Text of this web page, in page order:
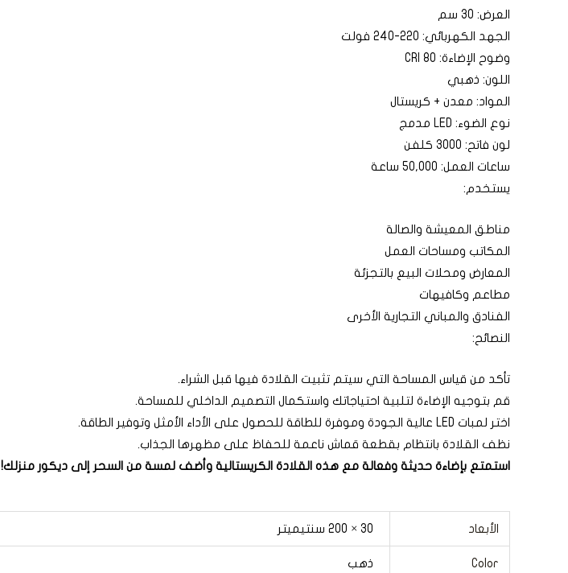
العرض: 30 سم
الجهد الكهربائي: 220-240 فولت
وضوح الإضاءة: 80 CRI
اللون: ذهبي
المواد: معدن + كريستال
نوع الضوء: LED مدمج
لون فاتح: 3000 كلفن
ساعات العمل: 50,000 ساعة
يستخدم:
مناطق المعيشة والصالة
المكاتب ومساحات العمل
المعارض ومحلات البيع بالتجزئة
مطاعم وكافيهات
الفنادق والمباني التجارية الأخرى
النصائح:
تأكد من قياس المساحة التي سيتم تثبيت القلادة فيها قبل الشراء.
قم بتوجيه الإضاءة لتلبية احتياجاتك واستكمال التصميم الداخلي للمساحة.
اختر لمبات LED عالية الجودة وموفرة للطاقة للحصول على الأداء الأمثل وتوفير الطاقة.
نظف القلادة بانتظام بقطعة قماش ناعمة للحفاظ على مظهرها الجذاب.
استمتع بإضاءة حديثة وفعالة مع هذه القلادة الكريستالية وأضف لمسة من السحر إلى ديكور منزلك!
الأبعاد 30 × 200 سنتيميتر
Color ذهب